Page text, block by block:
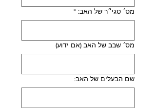
מס׳ סגי״ר של האב: *
מס׳ שבב של האב (אם ידוע)
שם הבעלים של האב: